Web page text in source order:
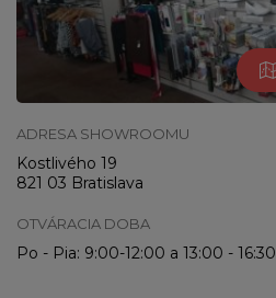
ADRESA SHOWROOMU
Kostlivého 19
821 03 Bratislava
OTVÁRACIA DOBA
Po - Pia: 9:00-12:00 a 13:00 - 16:30